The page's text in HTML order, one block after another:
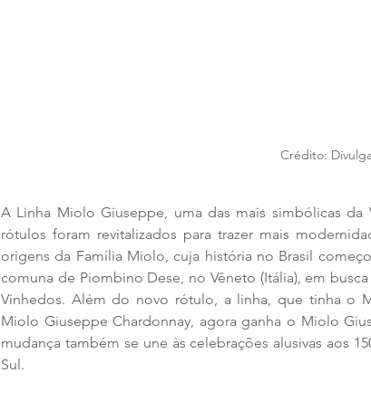
Crédito:
A Linha Miolo Giuseppe, uma das mais simbólicas
rótulos foram revitalizados para trazer mais
origens da Família Miolo, cuja história no Brasil
comuna de Piombino Dese, no Vêneto (Itália), em
Vinhedos. Além do novo rótulo, a linha, que tinha o
Miolo Giuseppe Chardonnay, agora ganha o Miolo
mudança também se une às celebrações alusivas aos
Sul.